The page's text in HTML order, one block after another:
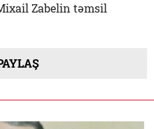
Zabelin təmsil